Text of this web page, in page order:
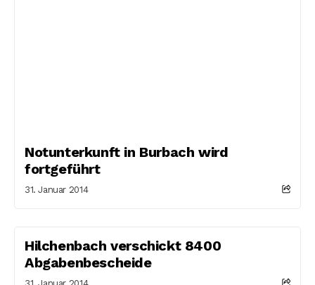
Notunterkunft in Burbach wird
fortgeführt
31. Januar 2014
Hilchenbach verschickt 8400
Abgabenbescheide
31. Januar 2014